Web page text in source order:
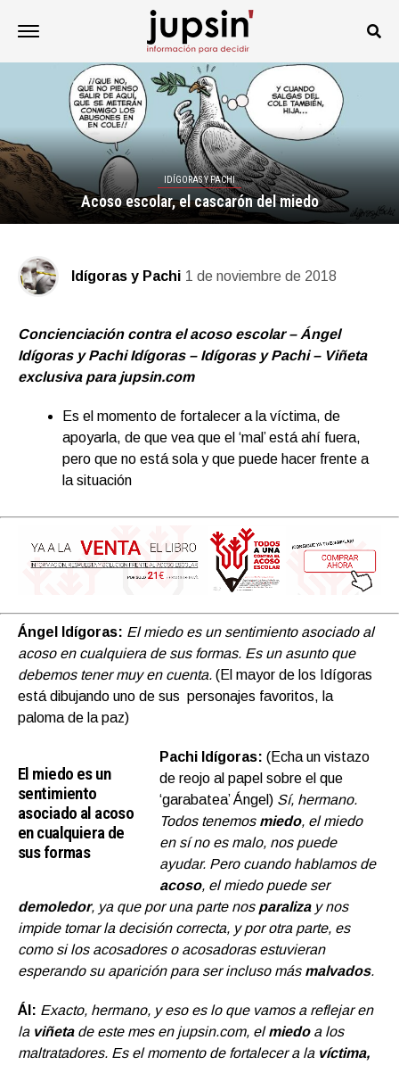
IDÍGORAS Y PACHI
Acoso escolar, el cascarón del miedo
Idígoras y Pachi 1 de noviembre de 2018
Concienciación contra el acoso escolar – Ángel
Idígoras y Pachi Idígoras – Idígoras y Pachi – Viñeta
exclusiva para jupsin.com
Es el momento de fortalecer a la víctima, de
apoyarla, de que vea que el ‘mal’ está ahí fuera,
pero que no está sola y que puede hacer frente a
la situación
Ángel Idígoras: El miedo es un sentimiento asociado al
acoso en cualquiera de sus formas. Es un asunto que
debemos tener muy en cuenta. (El mayor de los Idígoras
está dibujando uno de sus personajes favoritos, la
paloma de la paz)
El miedo es un
sentimiento
asociado al acoso
en cualquiera de
sus formas
Pachi Idígoras: (Echa un vistazo
de reojo al papel sobre el que
‘garabatea’ Ángel) Sí, hermano.
Todos tenemos miedo, el miedo
en sí no es malo, nos puede
ayudar. Pero cuando hablamos de
acoso, el miedo puede ser
demoledor, ya que por una parte nos paralizay nos
impide tomar la decisión correcta, y por otra parte, es
como si los acosadores o acosadoras estuvieran
esperando su aparición para ser incluso más malvados.
ÁI: Exacto, hermano, y eso es lo que vamos a reflejar en
la viñetade este mes en jupsin.com, elmiedoa los
maltratadores. Es el momento de fortalecer a la víctima,